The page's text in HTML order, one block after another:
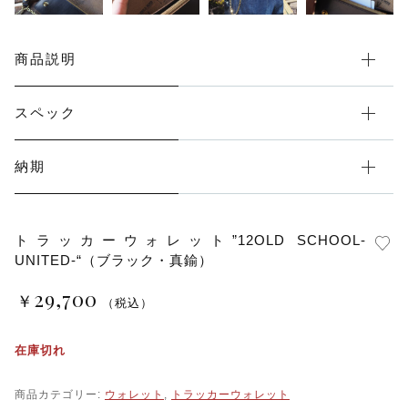
商品説明
スペック
納期
トラッカーウォレット”12OLD SCHOOL-
UNITED-“（ブラック・真鍮）
￥ 29,700 （税込）
在庫切れ
商品カテゴリー: ウォレット , トラッカーウォレット